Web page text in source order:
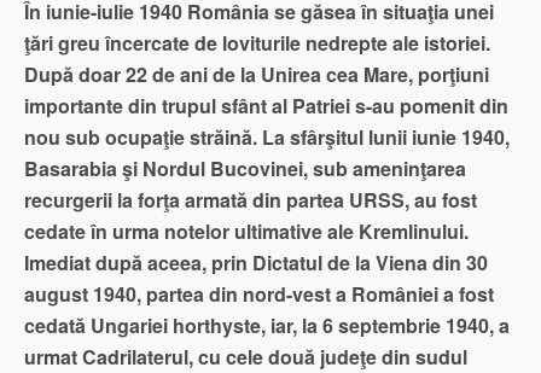
În iunie-iulie 1940 România se găsea în situaţia unei
ţări greu încercate de loviturile nedrepte ale istoriei.
După doar 22 de ani de la Unirea cea Mare, porţiuni
importante din trupul sfânt al Patriei s-au pomenit din
nou sub ocupaţie străină. La sfârşitul lunii iunie 1940,
Basarabia şi Nordul Bucovinei, sub ameninţarea
recurgerii la forţa armată din partea URSS, au fost
cedate în urma notelor ultimative ale Kremlinului.
Imediat după aceea, prin Dictatul de la Viena din 30
august 1940, partea din nord-vest a României a fost
cedată Ungariei horthyste, iar, la 6 septembrie 1940, a
urmat Cadrilaterul, cu cele două judeţe din sudul